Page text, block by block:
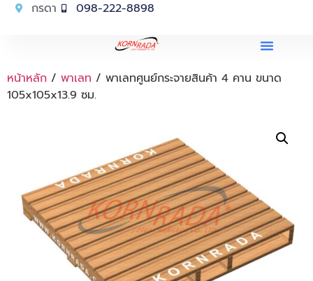
กรดา 098-222-8898
หน้าหลัก / พาเลท / พาเลทศูนย์กระจายสินค้า 4 คาน ขนาด
105x105x13.9 ซม.